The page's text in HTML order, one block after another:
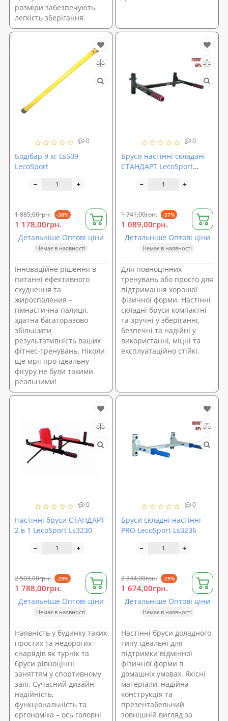
розміри забезпечують
легкість зберігання.
0
Бодібар 9 кг Ls509
LecoSport
1 885,00грн. -38%
1 178,00грн.
Детальніше Оптові ціни
Немає в наявності
Інноваційне рішення в
питанні ефективного
схуднення та
жироспаления –
гімнастична палиця,
здатна багаторазово
збільшити
результативність ваших
фітнес-тренувань. Ніколи
ще мрії про ідеальну
фігуру не були такими
реальними!
0
Бруси настінні складані
СТАНДАРТ LecoSport
1 741,00грн. -37%
1 089,00грн.
Детальніше Оптові ціни
Немає в наявності
Для повноцінних
тренувань або просто для
підтримання хорошої
фізичної форми. Настінні
складні бруси компактні
та зручні у зберіганні,
безпечні та надійні у
використанні, міцні та
експлуатаційно стійкі.
0
Настінні бруси СТАНДАРТ
2 в 1 LecoSport Ls3230
2 503,00грн. -29%
1 788,00грн.
Детальніше Оптові ціни
Немає в наявності
Наявність у будинку таких
простих та недорогих
снарядів як турнік та
бруси рівноцінні
заняттям у спортивному
залі. Сучасний дизайн,
надійність,
функціональність та
ергономіка – ось головні
0
Бруси складні настінні
PRO LecoSport Ls3236
2 344,00грн. -29%
1 674,00грн.
Детальніше Оптові ціни
Немає в наявності
Настінні бруси доладного
типу ідеальні для
підтримки відмінної
фізичної форми в
домашніх умовах. Якісні
матеріали, надійна
конструкція та
презентабельний
зовнішній вигляд за